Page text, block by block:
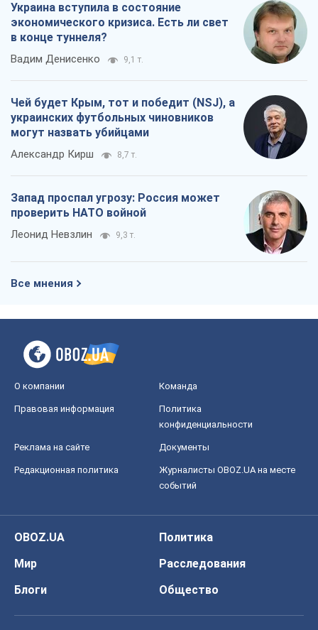
Украина вступила в состояние
экономического кризиса. Есть ли свет
в конце туннеля?
Вадим Денисенко 9,1 т.
Чей будет Крым, тот и победит (NSJ), а
украинских футбольных чиновников
могут назвать убийцами
Александр Кирш 8,7 т.
Запад проспал угрозу: Россия может
проверить НАТО войной
Леонид Невзлин 9,3 т.
Все мнения
О компании Команда
Правовая информация
Политика
конфиденциальности
Реклама на сайте Документы
Редакционная политика
Журналисты OBOZ.UA на месте
событий
OBOZ.UA
Политика
Мир
Расследования
Блоги
Общество